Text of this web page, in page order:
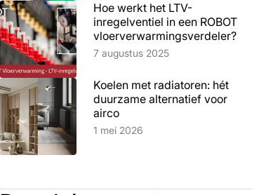
Hoe werkt het LTV-
inregelventiel in een ROBOT
vloerverwarmingsverdeler?
Lees artikel
7 augustus 2025
Koelen met radiatoren: hét
duurzame alternatief voor
aircoLees artikel
1 mei 2026